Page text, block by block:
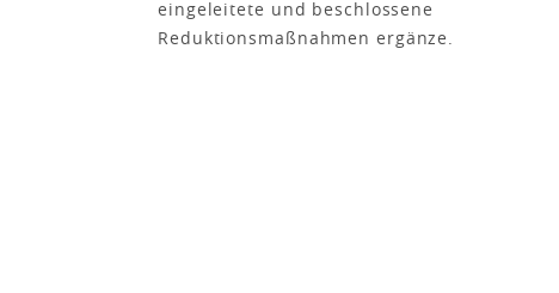
eingeleitete und beschlossene
Reduktionsmaßnahmen ergänze.